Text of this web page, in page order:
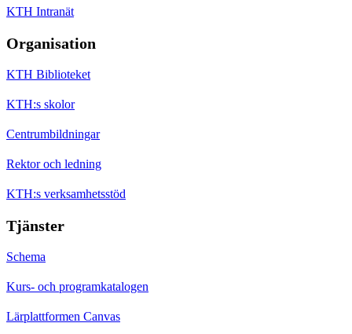
KTH Intranät
Organisation
KTH Biblioteket
KTH:s skolor
Centrumbildningar
Rektor och ledning
KTH:s verksamhetsstöd
Tjänster
Schema
Kurs- och programkatalogen
Lärplattformen Canvas